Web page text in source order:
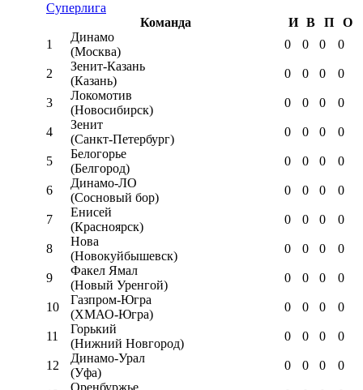
Суперлига
Команда
И В П
О
1
Динамо
(Москва)
0 0 0 0
2
Зенит-Казань
(Казань)
0 0 0 0
3
Локомотив
(Новосибирск)
0 0 0 0
4
Зенит
(Санкт-Петербург)
0 0 0 0
5
Белогорье
(Белгород)
0 0 0 0
6
Динамо-ЛО
(Сосновый бор)
0 0 0 0
7
Енисей
(Красноярск)
0 0 0 0
8
Нова
(Новокуйбышевск)
0 0 0 0
9
Факел Ямал
(Новый Уренгой)
0 0 0 0
10
Газпром-Югра
(ХМАО-Югра)
0 0 0 0
11
Горький
(Нижний Новгород)
0 0 0 0
12
Динамо-Урал
(Уфа)
0 0 0 0
Оренбуржье